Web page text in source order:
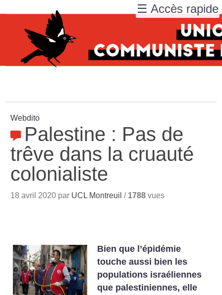
Webdito
Palestine : Pas de
trêve dans la cruauté
colonialiste
18 avril 2020 par UCL Montreuil / 1788 vues
Bien que l’épidémie
touche aussi bien les
populations israéliennes
que palestiniennes, elle
☰ Accès rapide